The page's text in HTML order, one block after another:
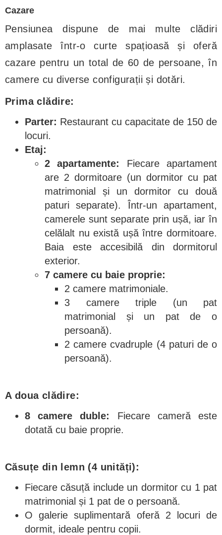
Cazare
Pensiunea dispune de mai multe clădiri
amplasate într-o curte spațioasă și oferă
cazare pentru un total de 60 de persoane, în
camere cu diverse configurații și dotări.
Prima clădire:
Parter: Restaurant cu capacitate de 150 de
locuri.
Etaj:
2 apartamente:
Fiecare apartament
are 2 dormitoare (un dormitor cu pat
matrimonial și un dormitor cu două
paturi separate). Într-un apartament,
camerele sunt separate prin ușă, iar în
celălalt nu există ușă între dormitoare.
Baia este accesibilă din dormitorul
exterior.
7 camere cu baie proprie:
2 camere matrimoniale.
3 camere triple (un pat
matrimonial și un pat de o
persoană).
2 camere cvadruple (4 paturi de o
persoană).
A doua clădire:
8 camere duble:
Fiecare cameră este
dotată cu baie proprie.
Căsuțe din lemn (4 unități):
Fiecare căsuță include un dormitor cu 1 pat
matrimonial și 1 pat de o persoană.
O galerie suplimentară oferă 2 locuri de
dormit, ideale pentru copii.